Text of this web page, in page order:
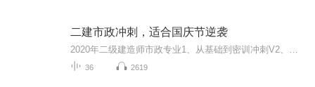
二建市政冲刺，适合国庆节逆袭
36 2619